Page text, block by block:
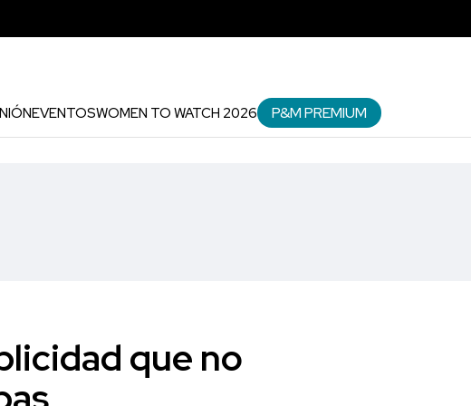
EVENTOSWOMEN TO WATCH 2026 P&M PREMIUM
que no